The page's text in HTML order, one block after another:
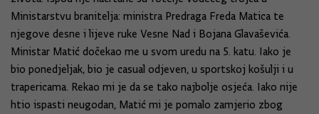
Ministarstvu branitelja: ministra Predraga Freda Matica te
njegove desne i lijeve ruke Vesne Nad i Bojana Glavaševića.
Ministar Matić dočekao me u svom uredu na 5. katu. Iako je
bio ponedjeljak, bio je casual odjeven, u sportskoj košulji i u
trapericama. Rekao mi je da se tako najbolje osjeća. Iako nije
htio ispasti neugodan, Matić mi je pomalo zamjerio zbog